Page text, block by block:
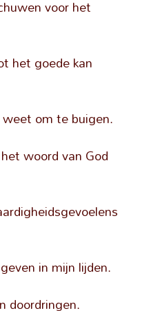
voor het
het goede kan
om te buigen.
woord van God
in mijn lijden.
doordringen.